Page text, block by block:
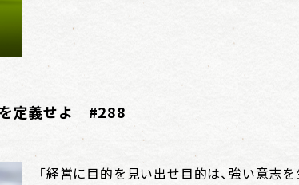
定義せよ #288
「経営に目的を見い出せ目的は、強い意志